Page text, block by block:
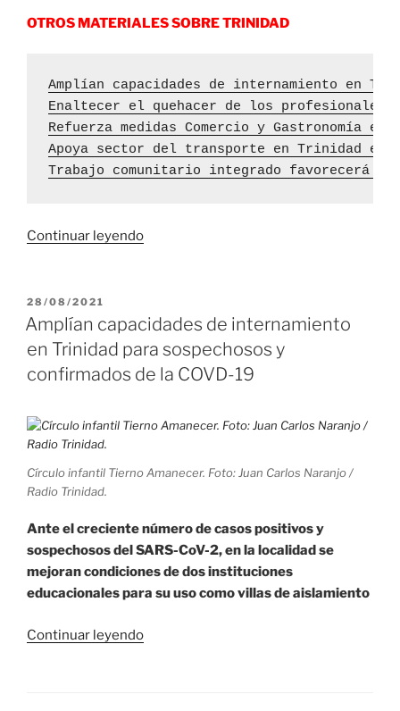
OTROS MATERIALES SOBRE TRINIDAD
Amplían capacidades de internamiento en
Enaltecer el quehacer de los profesionales
Refuerza medidas Comercio y Gastronomía
Apoya sector del transporte en Trinidad
Trabajo comunitario integrado favorecerá
Continuar leyendo«Trinidad:
y
Gastronomía
donan
recursos
mejorar
de
PUBLICADO
EL
28/08/2021
Amplían capacidades de internamiento
en Trinidad para sospechosos y
confirmados de la COVD-19
Círculo infantil Tierno Amanecer. Foto: Juan Carlos Naranjo /
Radio Trinidad.
Ante el creciente número de casos positivos y
sospechosos del SARS-CoV-2, en la localidad se
mejoran condiciones de dos instituciones
educacionales para su uso como villas de aislamiento
Continuar leyendo«Amplían